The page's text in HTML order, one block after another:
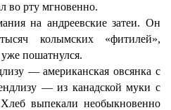
во рту мгновенно.
на андреевские затеи. Он
колымских «фитилей»,
пошатнулся.
— американская овсянка с
— из канадской муки с
выпекали необыкновенно